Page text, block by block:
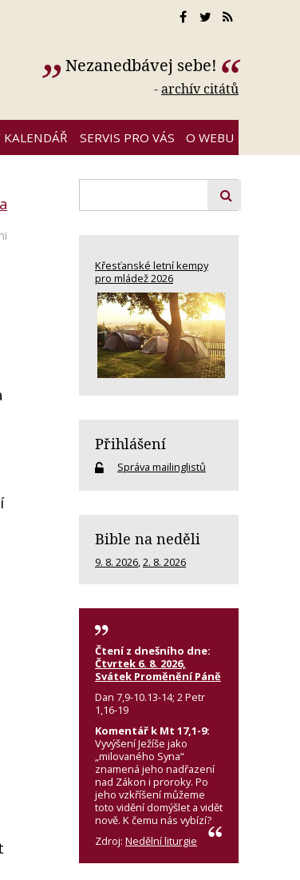
Nezanedbávej sebe!
-archív citátů
SERVIS PRO VÁS O WEBU
Křesťanské letní kempy
pro mládež 2026
Přihlášení
Správa mailinglistů
Bible na neděli
9. 8. 2026 2. 8. 2026
Čtení z dnešního dne:
Čtvrtek 6. 8. 2026,
Svátek Proměnění Páně
Dan 7,9-10.13-14; 2 Petr
1,16-19
Komentář k Mt 17,1-9:
Vyvýšení Ježíše jako
„milovaného Syna“
znamená jeho nadřazení
nad Zákon i proroky. Po
jeho vzkříšení můžeme
toto vidění domýšlet a vidět
nově. K čemu nás vybízí?
Zdroj: Nedělní liturgie